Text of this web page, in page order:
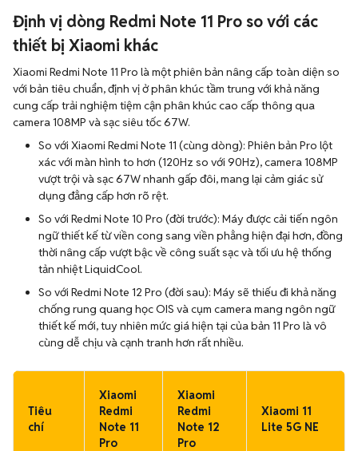
Định vị dòng Redmi Note 11 Pro so với các
thiết bị Xiaomi khác
Xiaomi Redmi Note 11 Pro là một phiên bản nâng cấp toàn diện so
với bản tiêu chuẩn, định vị ở phân khúc tầm trung với khả năng
cung cấp trải nghiệm tiệm cận phân khúc cao cấp thông qua
camera 108MP và sạc siêu tốc 67W.
So với Xiaomi Redmi Note 11 (cùng dòng): Phiên bản Pro lột
xác với màn hình to hơn (120Hz so với 90Hz), camera 108MP
vượt trội và sạc 67W nhanh gấp đôi, mang lại cảm giác sử
dụng đẳng cấp hơn rõ rệt.
So với Redmi Note 10 Pro (đời trước): Máy được cải tiến ngôn
ngữ thiết kế từ viền cong sang viền phẳng hiện đại hơn, đồng
thời nâng cấp vượt bậc về công suất sạc và tối ưu hệ thống
tản nhiệt LiquidCool.
So với Redmi Note 12 Pro (đời sau): Máy sẽ thiếu đi khả năng
chống rung quang học OIS và cụm camera mang ngôn ngữ
thiết kế mới, tuy nhiên mức giá hiện tại của bản 11 Pro là vô
cùng dễ chịu và cạnh tranh hơn rất nhiều.
Tiêu
chí
Xiaomi
Redmi
Note 11
Pro
Xiaomi
Redmi
Note 12
Pro
Xiaomi 11
Lite 5G NE